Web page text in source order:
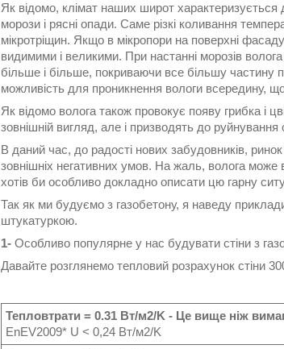
Як відомо, клімат наших широт
морози і рясні опади. Саме різкі коливання
мікротріщин. Якщо в мікропори на поверхні
видимими і великими. При настанні морозів
більше і більше, покриваючи все більшу частину
можливість для проникнення вологи всередину,
Як відомо волога також провокує появу грибка і
зовнішній вигляд, але і призводять до
В даний час, до радості нових забудовників,
зовнішніх негативних умов. На жаль, волога може
хотів би особливо докладно описати цю гарну
Так як ми будуємо з газобетону, я наведу
штукатуркою.
1- Особливо популярне у нас будувати стіни з
Давайте розглянемо тепловий розрахунок стіни
Тепловтрати = 0.31 Вт/м2/K - Це вище ніж
EnEV2009* U < 0,24 Вт/м2/K